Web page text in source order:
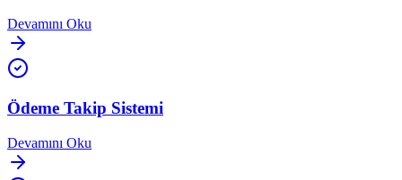
Devamını Oku
Ödeme Takip Sistemi
Devamını Oku